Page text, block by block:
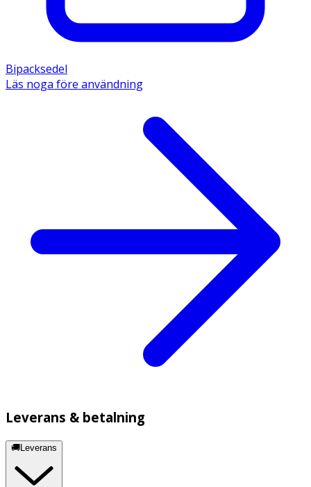
Bipacksedel
Läs noga före användning
Leverans & betalning
🚚Leverans